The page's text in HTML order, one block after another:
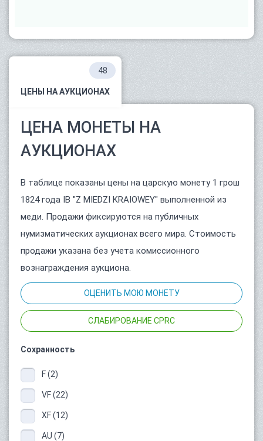
ЦЕНЫ НА АУКЦИОНАХ
48
ЦЕНА МОНЕТЫ НА
АУКЦИОНАХ
В таблице показаны цены на царскую монету 1 грош
1824 года IB "Z MIEDZI KRAIOWEY" выполненной из
меди. Продажи фиксируются на публичных
нумизматических аукционах всего мира. Стоимость
продажи указана без учета комиссионного
вознаграждения аукциона.
ОЦЕНИТЬ МОЮ МОНЕТУ
СЛАБИРОВАНИЕ CPRC
Сохранность
F (2)
VF (22)
XF (12)
AU (7)